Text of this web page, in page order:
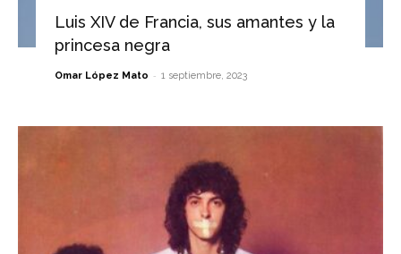
Luis XIV de Francia, sus amantes y la
princesa negra
Omar López Mato - 1 septiembre, 2023